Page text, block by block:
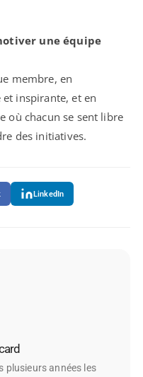
une équipe
membre, en
inspirante, et en
où chacun se sent libre
des initiatives.
LinkedIn
plusieurs années les